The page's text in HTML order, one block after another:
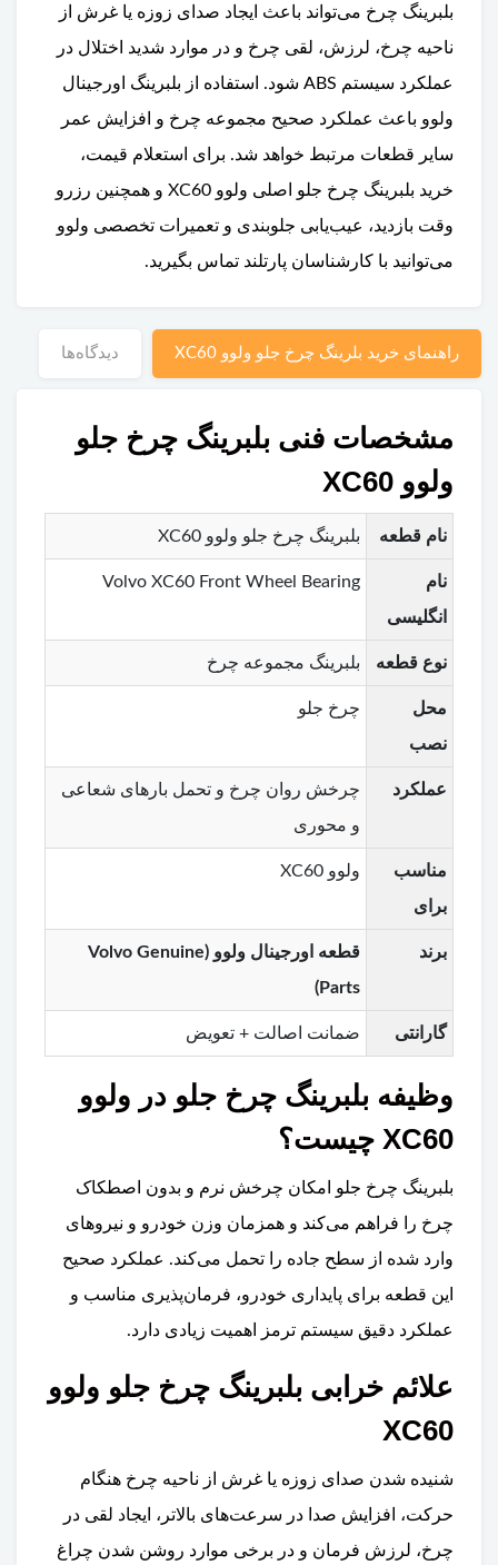
بلبرینگ چرخ می‌تواند باعث ایجاد صدای زوزه یا غرش از
ناحیه چرخ، لرزش، لقی چرخ و در موارد شدید اختلال در
عملکرد سیستم ABS شود. استفاده از بلبرینگ اورجینال
ولوو باعث عملکرد صحیح مجموعه چرخ و افزایش عمر
سایر قطعات مرتبط خواهد شد. برای استعلام قیمت،
خرید بلبرینگ چرخ جلو اصلی ولوو XC60 و همچنین رزرو
وقت بازدید، عیب‌یابی جلوبندی و تعمیرات تخصصی ولوو
می‌توانید با کارشناسان پارتلند تماس بگیرید.
راهنمای خرید بلرینگ چرخ جلو ولوو XC60 دیدگاه‌ها
مشخصات فنی بلبرینگ چرخ جلو
ولوو XC60
نام قطعه بلبرینگ چرخ جلو ولوو XC60
نام
انگلیسی
Volvo XC60 Front Wheel Bearing
نوع قطعه بلبرینگ مجموعه چرخ
محل
نصب
چرخ جلو
عملکرد
چرخش روان چرخ و تحمل بارهای شعاعی
و محوری
مناسب
برای
ولوو XC60
برند
قطعه اورجینال ولوو (Volvo Genuine
Parts)
گارانتی ضمانت اصالت + تعویض
وظیفه بلبرینگ چرخ جلو در ولوو
XC60 چیست؟
بلبرینگ چرخ جلو امکان چرخش نرم و بدون اصطکاک
چرخ را فراهم می‌کند و همزمان وزن خودرو و نیروهای
وارد شده از سطح جاده را تحمل می‌کند. عملکرد صحیح
این قطعه برای پایداری خودرو، فرمان‌پذیری مناسب و
عملکرد دقیق سیستم ترمز اهمیت زیادی دارد.
علائم خرابی بلبرینگ چرخ جلو ولوو
XC60
شنیده شدن صدای زوزه یا غرش از ناحیه چرخ هنگام
حرکت، افزایش صدا در سرعت‌های بالاتر، ایجاد لقی در
چرخ، لرزش فرمان و در برخی موارد روشن شدن چراغ